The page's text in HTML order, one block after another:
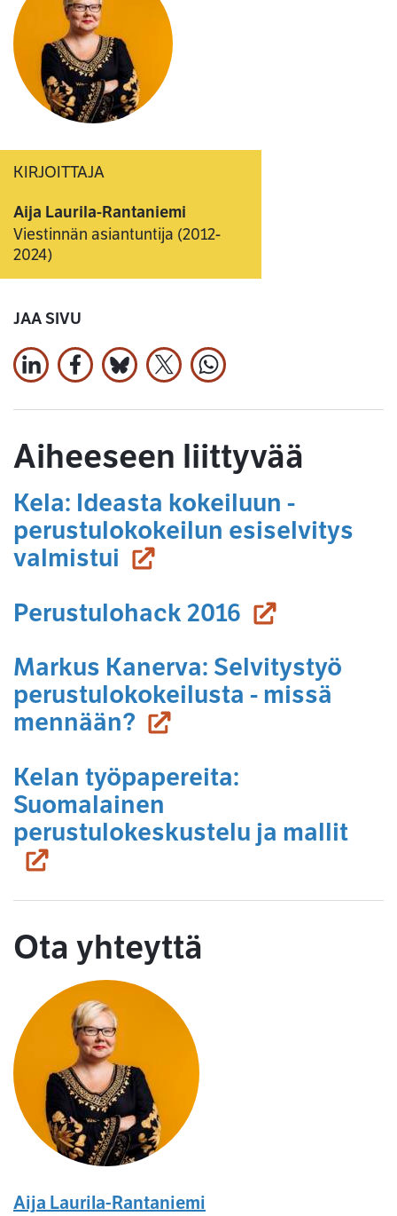
KIRJOITTAJA
Aija Laurila-Rantaniemi
Viestinnän asiantuntija (2012-
2024)
JAA SIVU
Jaa LinkedInissä
Jaa Facebookissa
Jaa Bluesky:ssa
Jaa X:ssäJaa WhatsApissa
Aiheeseen liittyvää
Kela: Ideasta kokeiluun -
perustulokokeilun esiselvitys
valmistui (siirryt toiseen
Perustulohack 2016 (siirryt
Markus Kanerva: Selvitystyö
perustulokokeilusta - missä
mennään? (siirryt toiseen
Kelan työpapereita:
Suomalainen
perustulokeskustelu ja mallit
Ota yhteyttä
Aija Laurila-Rantaniemi